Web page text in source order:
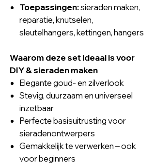
Toepassingen:sieraden maken,
reparatie, knutselen,
sleutelhangers, kettingen, hangers
Waarom deze set ideaal is voor
DIY & sieraden maken
Elegante goud- en zilverlook
Stevig, duurzaam en universeel
inzetbaar
Perfecte basisuitrusting voor
sieradenontwerpers
Gemakkelijk te verwerken – ook
voor beginners